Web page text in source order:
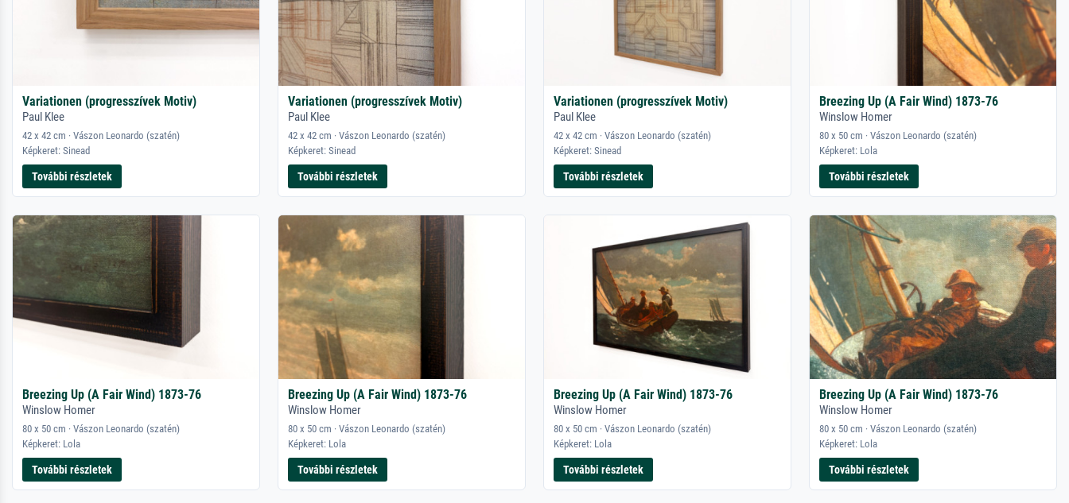
Variationen (progresszívek Motiv)
Paul Klee
42 x 42 cm · Vászon Leonardo (szatén)
Képkeret: Sinead
További részletek
Variationen (progresszívek Motiv)
Paul Klee
42 x 42 cm · Vászon Leonardo (szatén)
Képkeret: Sinead
További részletek
Variationen (progresszívek Motiv)
Paul Klee
42 x 42 cm · Vászon Leonardo (szatén)
Képkeret: Sinead
További részletek
Breezing Up (A Fair Wind) 1873-76
Winslow Homer
80 x 50 cm · Vászon Leonardo (szatén)
Képkeret: Lola
További részletek
Breezing Up (A Fair Wind) 1873-76
Winslow Homer
80 x 50 cm · Vászon Leonardo (szatén)
Képkeret: Lola
További részletek
Breezing Up (A Fair Wind) 1873-76
Winslow Homer
80 x 50 cm · Vászon Leonardo (szatén)
Képkeret: Lola
További részletek
Breezing Up (A Fair Wind) 1873-76
Winslow Homer
80 x 50 cm · Vászon Leonardo (szatén)
Képkeret: Lola
További részletek
Breezing Up (A Fair Wind) 1873-76
Winslow Homer
80 x 50 cm · Vászon Leonardo (szatén)
Képkeret: Lola
További részletek